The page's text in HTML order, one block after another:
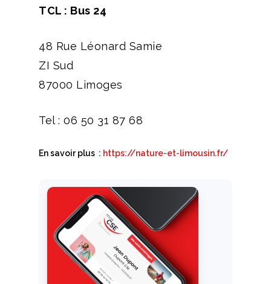
TCL : Bus 24
48 Rue Léonard Samie
ZI Sud
87000 Limoges
Tel : 06 50 31 87 68
En savoir plus : https://nature-et-limousin.fr/